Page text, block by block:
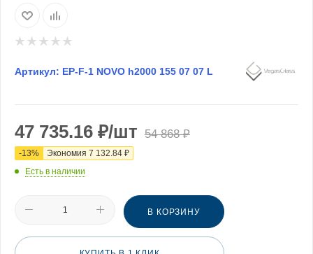
Артикул: EP-F-1 NOVO h2000 155 07 07 L
47 735.16 ₽/шт 54 868₽
-13% Экономия 7 132.84 ₽
Есть в наличии
В КОРЗИНУ